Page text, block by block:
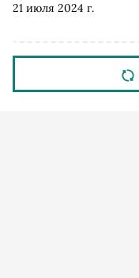
21 июля 2024 г.